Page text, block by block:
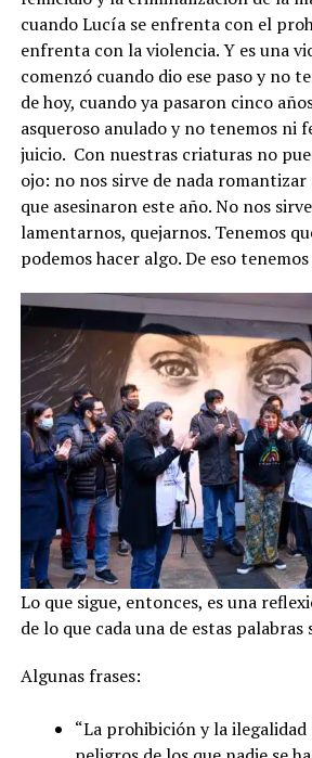
cuando Lucía se enfrenta con el
enfrenta con la violencia. Y es una
comenzó cuando dio ese paso y no
de hoy, cuando ya pasaron cinco
asqueroso anulado y no tenemos ni
juicio. Con nuestras criaturas no
ojo: no nos sirve de nada romantizar
que asesinaron este año. No nos
lamentarnos, quejarnos. Tenemos
podemos hacer algo. De eso
Lo que sigue, entonces, es una
de lo que cada una de estas palabras
Algunas frases:
“La prohibición y la ilegalidad